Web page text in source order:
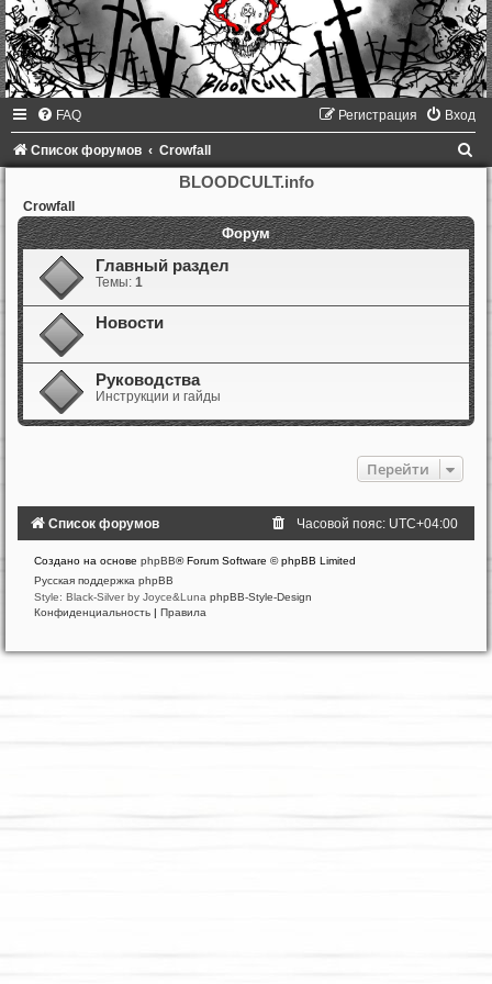
FAQ Вход
Регистрация
Список форумов Crowfall
BLOODCULT.info
Crowfall
Форум
Главный раздел
Темы: 1
Новости
Руководства
Инструкции и гайды
Перейти
Список форумов Часовой пояс: UTC+04:00
Создано на основе phpBB® Forum Software © phpBB Limited
Русская поддержка phpBB
Style: Black-Silver by Joyce&Luna phpBB-Style-Design
Конфиденциальность
Правила